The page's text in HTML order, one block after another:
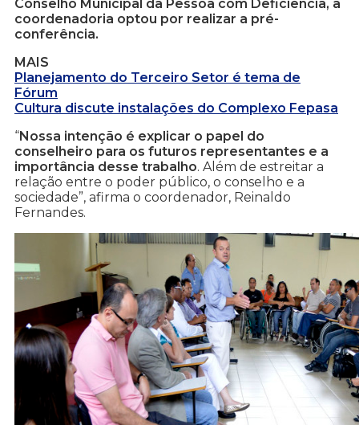
Conselho Municipal da Pessoa com Deficiência, a
coordenadoria optou por realizar a pré-
conferência.
MAIS
Planejamento do Terceiro Setor é tema de
Fórum
Cultura discute instalações do Complexo Fepasa
“Nossa intenção é explicar o papel do
conselheiro para os futuros representantes e a
importância desse trabalho. Além de estreitar a
relação entre o poder público, o conselho e a
sociedade”, afirma o coordenador, Reinaldo
Fernandes.